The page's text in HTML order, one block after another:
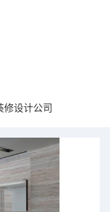
修设计公司